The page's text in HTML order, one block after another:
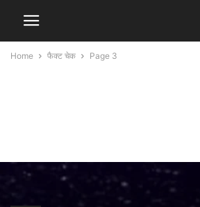
Home फैक्ट चेक Page 3